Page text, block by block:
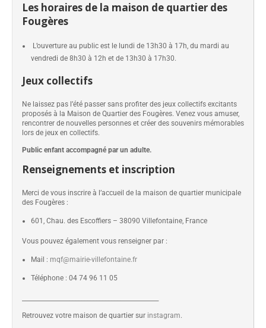
Les horaires de la maison de quartier des
Fougères
L’ouverture au public est le lundi de 13h30 à 17h, du mardi au
vendredi de 8h30 à 12h et de 13h30 à 17h30.
Jeux collectifs
Ne laissez pas l’été passer sans profiter des jeux collectifs excitants
proposés à la Maison de Quartier des Fougères. Venez vous amuser,
rencontrer de nouvelles personnes et créer des souvenirs mémorables
lors de jeux en collectifs.
Public enfant accompagné par un adulte.
Renseignements et inscription
Merci de vous inscrire à l’accueil de la maison de quartier municipale
des Fougères :
601, Chau. des Escoffiers – 38090 Villefontaine, France
Vous pouvez également vous renseigner par :
Mail : mqf@mairie-villefontaine.fr
Téléphone : 04 74 96 11 05
Retrouvez votre maison de quartier sur instagram.